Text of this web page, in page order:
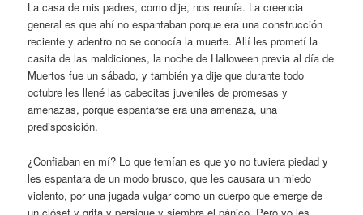
La casa de mis padres, como dije, nos reunía. La creencia
general es que ahí no espantaban porque era una construcción
reciente y adentro no se conocía la muerte. Allí les prometí la
casita de las maldiciones, la noche de Halloween previa al día de
Muertos fue un sábado, y también ya dije que durante todo
octubre les llené las cabecitas juveniles de promesas y
amenazas, porque espantarse era una amenaza, una
predisposición.
¿Confiaban en mí? Lo que temían es que yo no tuviera piedad y
les espantara de un modo brusco, que les causara un miedo
violento, por una jugada vulgar como un cuerpo que emerge de
un clóset y grita y persigue y siembra el pánico. Pero yo les